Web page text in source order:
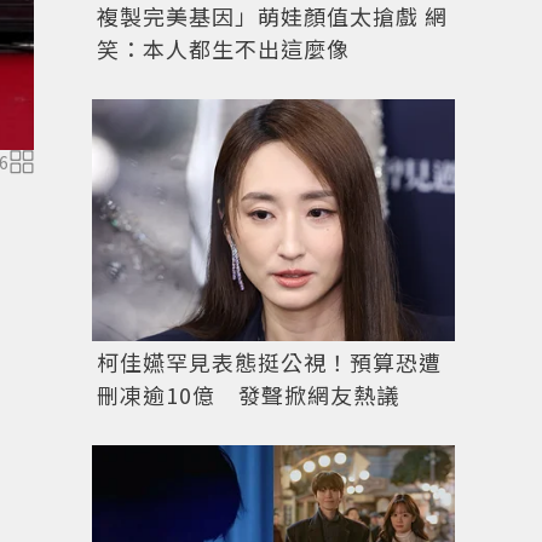
6
複製完美基因」萌娃顏值太搶戲 網
笑：本人都生不出這麼像
柯佳嬿罕見表態挺公視！預算恐遭
刪凍逾10億 發聲掀網友熱議